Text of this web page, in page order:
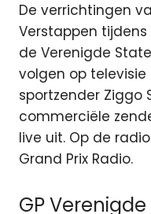
De verrichtingen
Verstappen tijdens
de Verenigde
volgen op televisie
sportzender Ziggo
commerciële
live uit. Op de
Grand Prix Radio.
GP